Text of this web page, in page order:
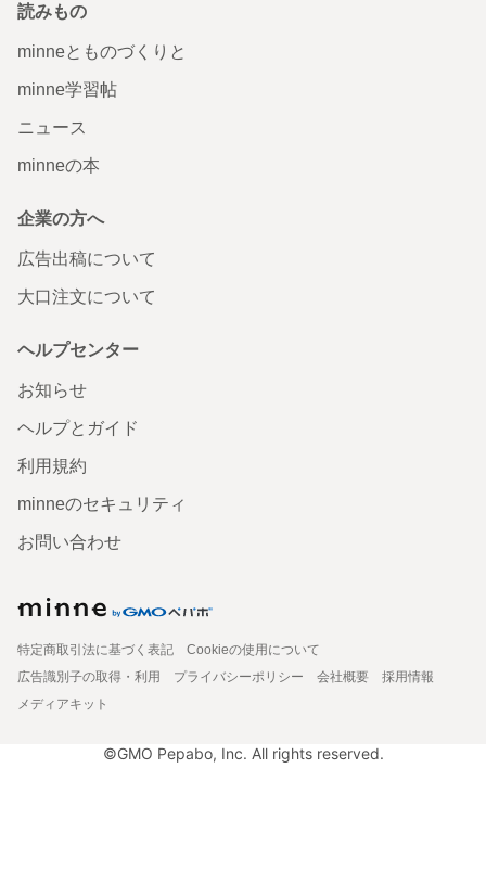
読みもの
minneとものづくりと
minne学習帖
ニュース
minneの本
企業の方へ
広告出稿について
大口注文について
ヘルプセンター
お知らせ
ヘルプとガイド
利用規約
minneのセキュリティ
お問い合わせ
特定商取引法に基づく表記
Cookieの使用について
広告識別子の取得・利用
プライバシーポリシー 会社概要
採用情報
メディアキット
©GMO Pepabo, Inc. All rights reserved.